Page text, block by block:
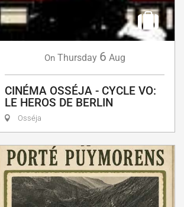
On Thursday 6 Aug
CINÉMA OSSÉJA - CYCLE VO:
LE HEROS DE BERLIN
Osséja